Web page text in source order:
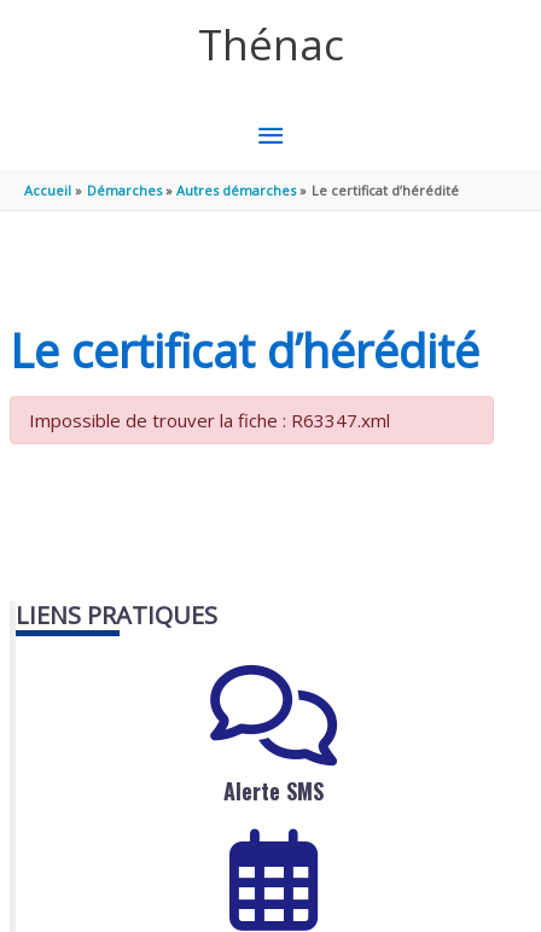
Thénac
MENU
PRINCIPAL
Accueil Démarches Autres démarches Le certificat d’hérédité
Le certificat d’hérédité
Impossible de trouver la fiche : R63347.xml
LIENS PRATIQUES
Alerte SMS